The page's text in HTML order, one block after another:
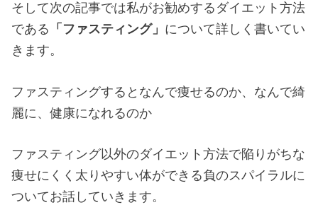
そして次の記事では私がお勧めするダイエット方法
である 「ファスティング」 について詳しく書いてい
きます。
ファスティングするとなんで痩せるのか、なんで綺
麗に、健康になれるのか
ファスティング以外のダイエット方法で陥りがちな
痩せにくく太りやすい体ができる負のスパイラルに
ついてお話していきます。